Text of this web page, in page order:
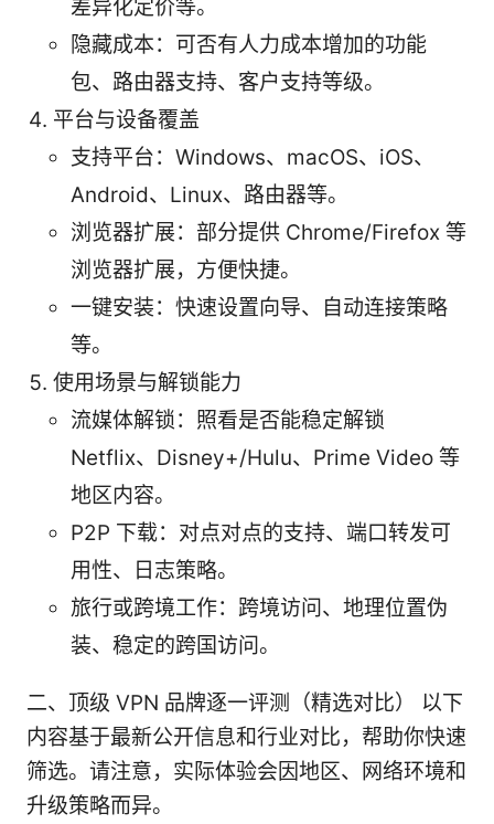
差异化定价等。
隐藏成本：可否有人力成本增加的功能
包、路由器支持、客户支持等级。
平台与设备覆盖
支持平台：Windows、macOS、iOS、
Android、Linux、路由器等。
浏览器扩展：部分提供 Chrome/Firefox 等
浏览器扩展，方便快捷。
一键安装：快速设置向导、自动连接策略
等。
使用场景与解锁能力
流媒体解锁：照看是否能稳定解锁
Netflix、Disney+/Hulu、Prime Video 等
地区内容。
P2P 下载：对点对点的支持、端口转发可
用性、日志策略。
旅行或跨境工作：跨境访问、地理位置伪
装、稳定的跨国访问。
二、顶级 VPN 品牌逐一评测（精选对比） 以下
内容基于最新公开信息和行业对比，帮助你快速
筛选。请注意，实际体验会因地区、网络环境和
升级策略而异。